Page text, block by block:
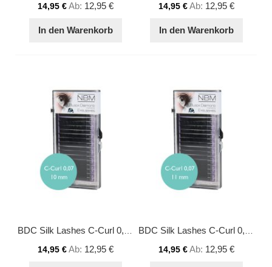
14,95 €Ab 12,95 €
In den Warenkorb
14,95 €Ab 12,95 €
In den Warenkorb
14,95 €Ab 12,95 €
14,95 €Ab 12,95 €